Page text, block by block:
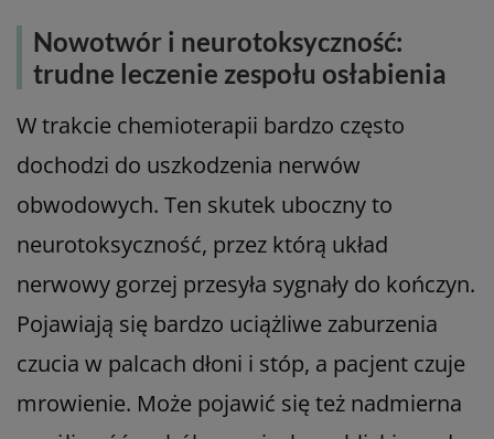
Nowotwór i neurotoksyczność:
trudne leczenie zespołu osłabienia
W trakcie chemioterapii bardzo często
dochodzi do uszkodzenia nerwów
obwodowych. Ten skutek uboczny to
neurotoksyczność, przez którą układ
nerwowy gorzej przesyła sygnały do kończyn.
Pojawiają się bardzo uciążliwe zaburzenia
czucia w palcach dłoni i stóp, a pacjent czuje
mrowienie. Może pojawić się też nadmierna